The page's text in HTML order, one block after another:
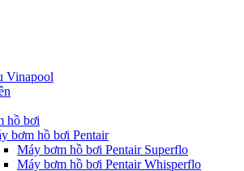
Vinapool
hồ bơi
bơm hồ bơi Pentair
Máy bơm hồ bơi Pentair Superflo
Máy bơm hồ bơi Pentair Whisperflo